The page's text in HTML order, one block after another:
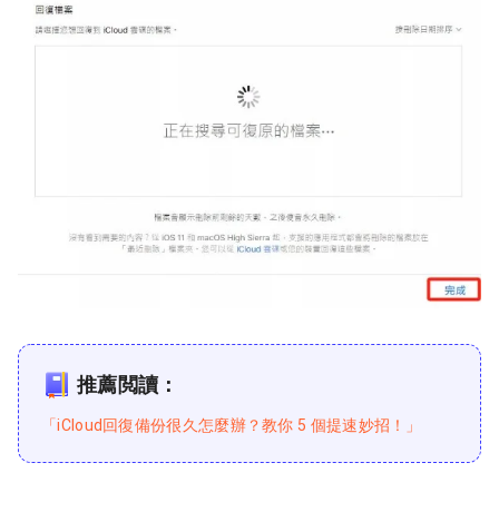
推薦閲讀：
「iCloud回復備份很久怎麼辦？教你 5 個提速妙招！」